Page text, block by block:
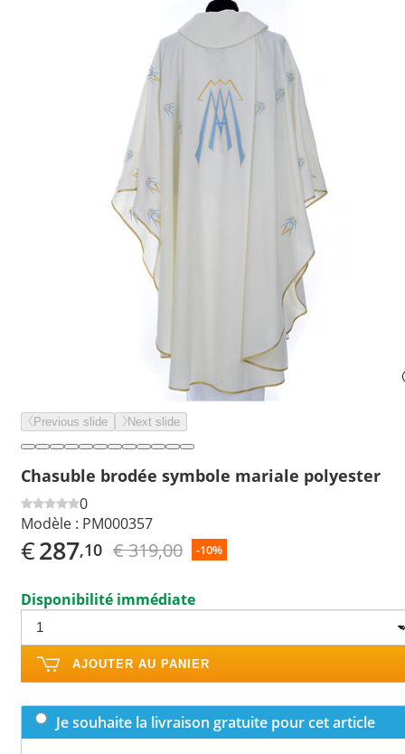
Previous slide Next slide
Chasuble brodée symbole mariale polyester
0
Modèle : PM000357
€287,10 € 319,00 -10%
Disponibilité immédiate
AJOUTER AU PANIER
Je souhaite la livraison gratuite pour cet article